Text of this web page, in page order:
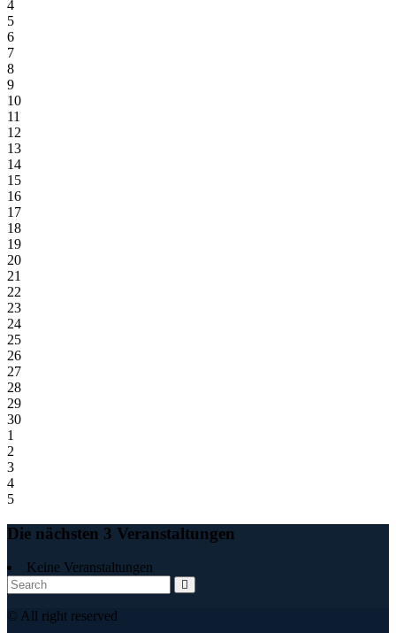
4
5
6
7
8
9
10
11
12
13
14
15
16
17
18
19
20
21
22
23
24
25
26
27
28
29
30
1
2
3
4
5
Die nächsten 3 Veranstaltungen
Keine Veranstaltungen
© All right reserved